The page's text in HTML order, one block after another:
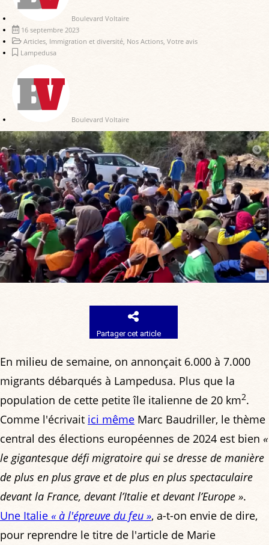
Boulevard Voltaire
16 septembre 2023
Articles, Immigration et diversité, Nos Actions, Votre avis
Lampedusa
Boulevard Voltaire
Partager cet article
En milieu de semaine, on annonçait 6.000 à 7.000
migrants débarqués à Lampedusa. Plus que la
population de cette petite île italienne de 20 km2.
Comme l'écrivait ici même Marc Baudriller, le thème
central des élections européennes de 2024 est bien «
le gigantesque défi migratoire qui se dresse de manière
de plus en plus grave et de plus en plus spectaculaire
devant la France, devant l’Italie et devant l’Europe ».
Une Italie « à l'épreuve du feu », a-t-on envie de dire,
pour reprendre le titre de l'article de Marie